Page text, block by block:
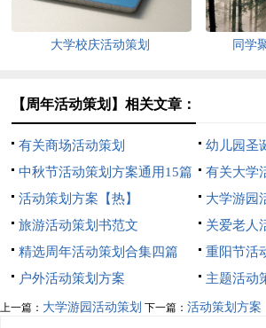
大学校庆活动策划 同学
【周年活动策划】相关文章：
有关商场活动策划
幼儿园圣
中秋节活动策划方案通用15篇
有关大学
活动策划方案【热】
大学游园
旅游活动策划书范文
关爱老人
精选周年活动策划合集四篇
重阳节活
户外活动策划方案
主题活动
上一篇： 大学游园活动策划 下一篇： 活动策划方案